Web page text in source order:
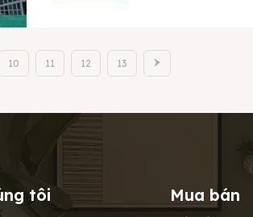
10 11 12 13
tôi Mua bán